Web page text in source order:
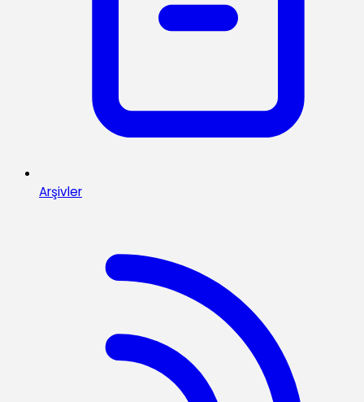
Arşivler